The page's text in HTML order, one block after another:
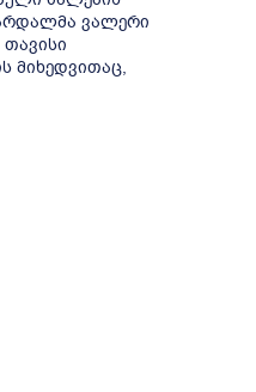
ვალერი
მიხედვითაც,